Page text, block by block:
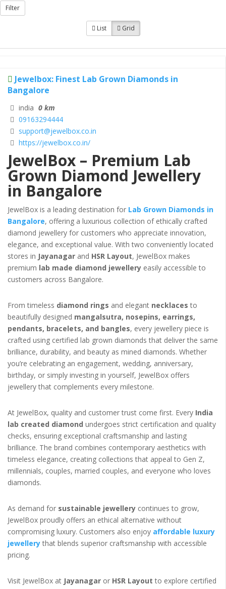
Filter
List Grid
Jewelbox: Finest Lab Grown Diamonds in
Bangalore
india 0 km
09163294444
support@jewelbox.co.in
https://jewelbox.co.in/
JewelBox – Premium Lab
Grown Diamond Jewellery
in Bangalore
JewelBox is a leading destination for Lab Grown Diamonds in
Bangalore, offering a luxurious collection of ethically crafted
diamond jewellery for customers who appreciate innovation,
elegance, and exceptional value. With two conveniently located
stores in Jayanagar and HSR Layout, JewelBox makes
premium lab made diamond jewellery easily accessible to
customers across Bangalore.
From timeless diamond rings and elegant necklaces to
beautifully designed mangalsutra, nosepins, earrings,
pendants, bracelets, and bangles, every jewellery piece is
crafted using certified lab grown diamonds that deliver the same
brilliance, durability, and beauty as mined diamonds. Whether
you’re celebrating an engagement, wedding, anniversary,
birthday, or simply investing in yourself, JewelBox offers
jewellery that complements every milestone.
At JewelBox, quality and customer trust come first. Every India
lab created diamond undergoes strict certification and quality
checks, ensuring exceptional craftsmanship and lasting
brilliance. The brand combines contemporary aesthetics with
timeless elegance, creating collections that appeal to Gen Z,
millennials, couples, married couples, and everyone who loves
diamonds.
As demand for sustainable jewellery continues to grow,
JewelBox proudly offers an ethical alternative without
compromising luxury. Customers also enjoy affordable luxury
jewellerythat blends superior craftsmanship with accessible
pricing.
Visit JewelBox at Jayanagar or HSR Layout to explore certified